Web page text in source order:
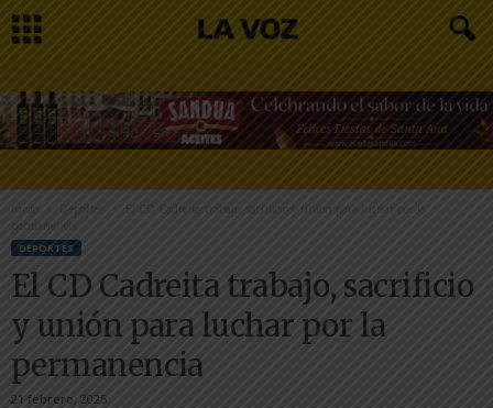
Inicio
El CD Cadreita trabajo, sacrificio y unión para luchar por la
permanencia
DEPORTES
El CD Cadreita trabajo, sacrificio
y unión para luchar por la
permanencia
21 febrero, 2025